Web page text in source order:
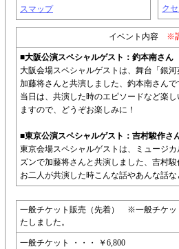
スマップ
ク
イベント内容 ※
■大阪公演スペシャルゲスト：釣本南さん
大阪会場スペシャルゲストは、舞台「銀河
加藤将さんと共演しました、釣本南さんで
当日は、共演した時のエピソードなど楽
ますので、どうぞお楽しみに！
■東京公演スペシャルゲスト：吉村駿作さ
東京会場スペシャルゲストは、ミュージ
ズンで加藤将さんと共演しました、吉村駿
お二人が共演した時こんな話やあんな話な
一般チケット販売（先着） ※一般チケッ
たしました。
一般チケット ・・・ ￥6,800